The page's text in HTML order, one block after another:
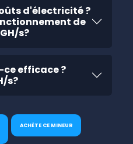
d'électricité ?
de
s?
efficace ?
s?
ACHÈTE CE MINEUR